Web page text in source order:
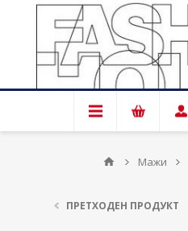
Мажи
ПРЕТХОДЕН ПРОДУКТ